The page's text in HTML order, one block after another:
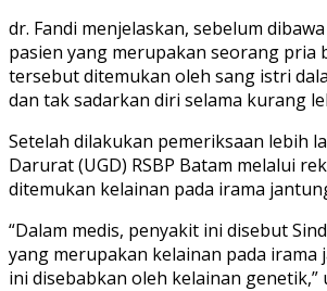
dr. Fandi menjelaskan, sebelum
pasien yang merupakan seorang pria
tersebut ditemukan oleh sang istri
dan tak sadarkan diri selama kurang
Setelah dilakukan pemeriksaan lebih
Darurat (UGD) RSBP Batam melalui
ditemukan kelainan pada irama
“Dalam medis, penyakit ini disebut
yang merupakan kelainan pada irama
ini disebabkan oleh kelainan genetik,”